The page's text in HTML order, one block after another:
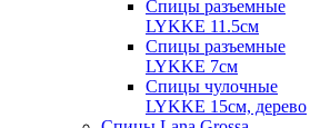
Спицы разъемные
LYKKE 11.5см
Спицы разъемные
LYKKE 7см
Спицы чулочные
LYKKE 15см, дерево